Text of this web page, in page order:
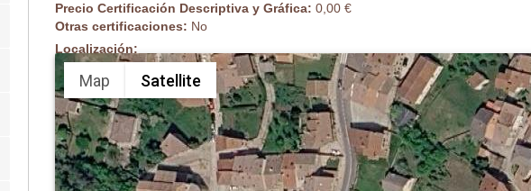
Precio Certificación Descriptiva y Gráfica: 0,00 €
Otras certificaciones: No
Localización:
Map Satellite